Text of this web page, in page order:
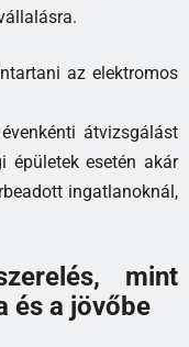
az elektromos
átvizsgálást
épületek esetén akár
ingatlanoknál,
mint
és a jövőbe